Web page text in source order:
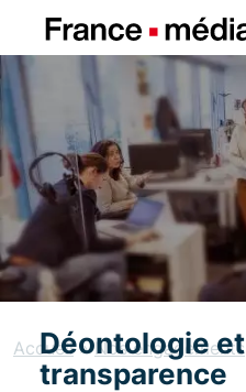
Menu
Contenu
Déontologie et
transparence
Accueil»Nos engagements